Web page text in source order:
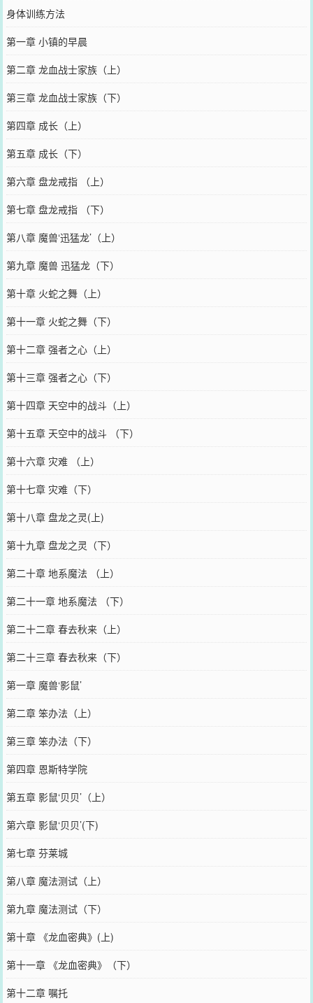
身体训练方法
第一章 小镇的早晨
第二章 龙血战士家族（上）
第三章 龙血战士家族（下）
第四章 成长（上）
第五章 成长（下）
第六章 盘龙戒指 （上）
第七章 盘龙戒指 （下）
第八章 魔兽‘迅猛龙’（上）
第九章 魔兽 迅猛龙（下）
第十章 火蛇之舞（上）
第十一章 火蛇之舞（下）
第十二章 强者之心（上）
第十三章 强者之心（下）
第十四章 天空中的战斗（上）
第十五章 天空中的战斗 （下）
第十六章 灾难 （上）
第十七章 灾难（下）
第十八章 盘龙之灵(上)
第十九章 盘龙之灵（下）
第二十章 地系魔法 （上）
第二十一章 地系魔法 （下）
第二十二章 春去秋来（上）
第二十三章 春去秋来（下）
第一章 魔兽‘影鼠’
第二章 笨办法（上）
第三章 笨办法（下）
第四章 恩斯特学院
第五章 影鼠‘贝贝’（上）
第六章 影鼠‘贝贝’(下)
第七章 芬莱城
第八章 魔法测试（上）
第九章 魔法测试（下）
第十章 《龙血密典》(上)
第十一章 《龙血密典》（下）
第十二章 嘱托